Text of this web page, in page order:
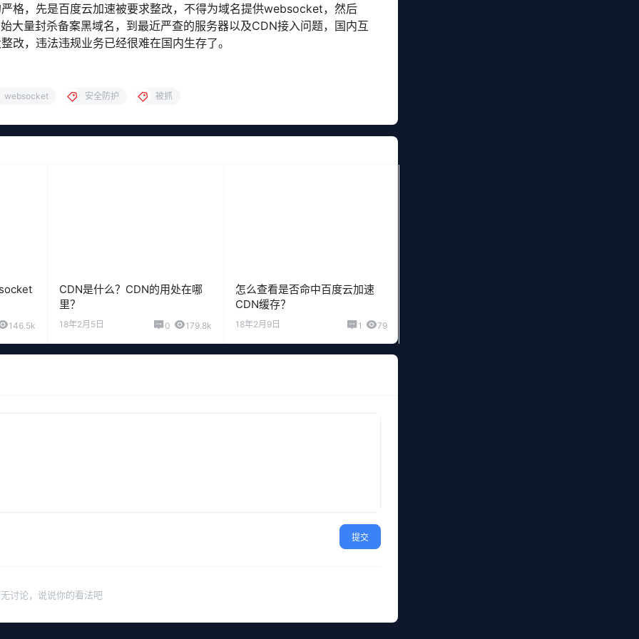
格，先是百度云加速被要求整改，不得为域名提供websocket，然后
大量封杀备案黑域名，到最近严查的服务器以及CDN接入问题，国内互
改，违法违规业务已经很难在国内生存了。
websocket 安全防护 被抓
146.5k
CDN是什么？CDN的用处在哪
里？
18年2月5日 0 179.8k
怎么查看是否命中百度云加速
CDN缓存？
18年2月9日 1 79
提交
讨论，说说你的看法吧